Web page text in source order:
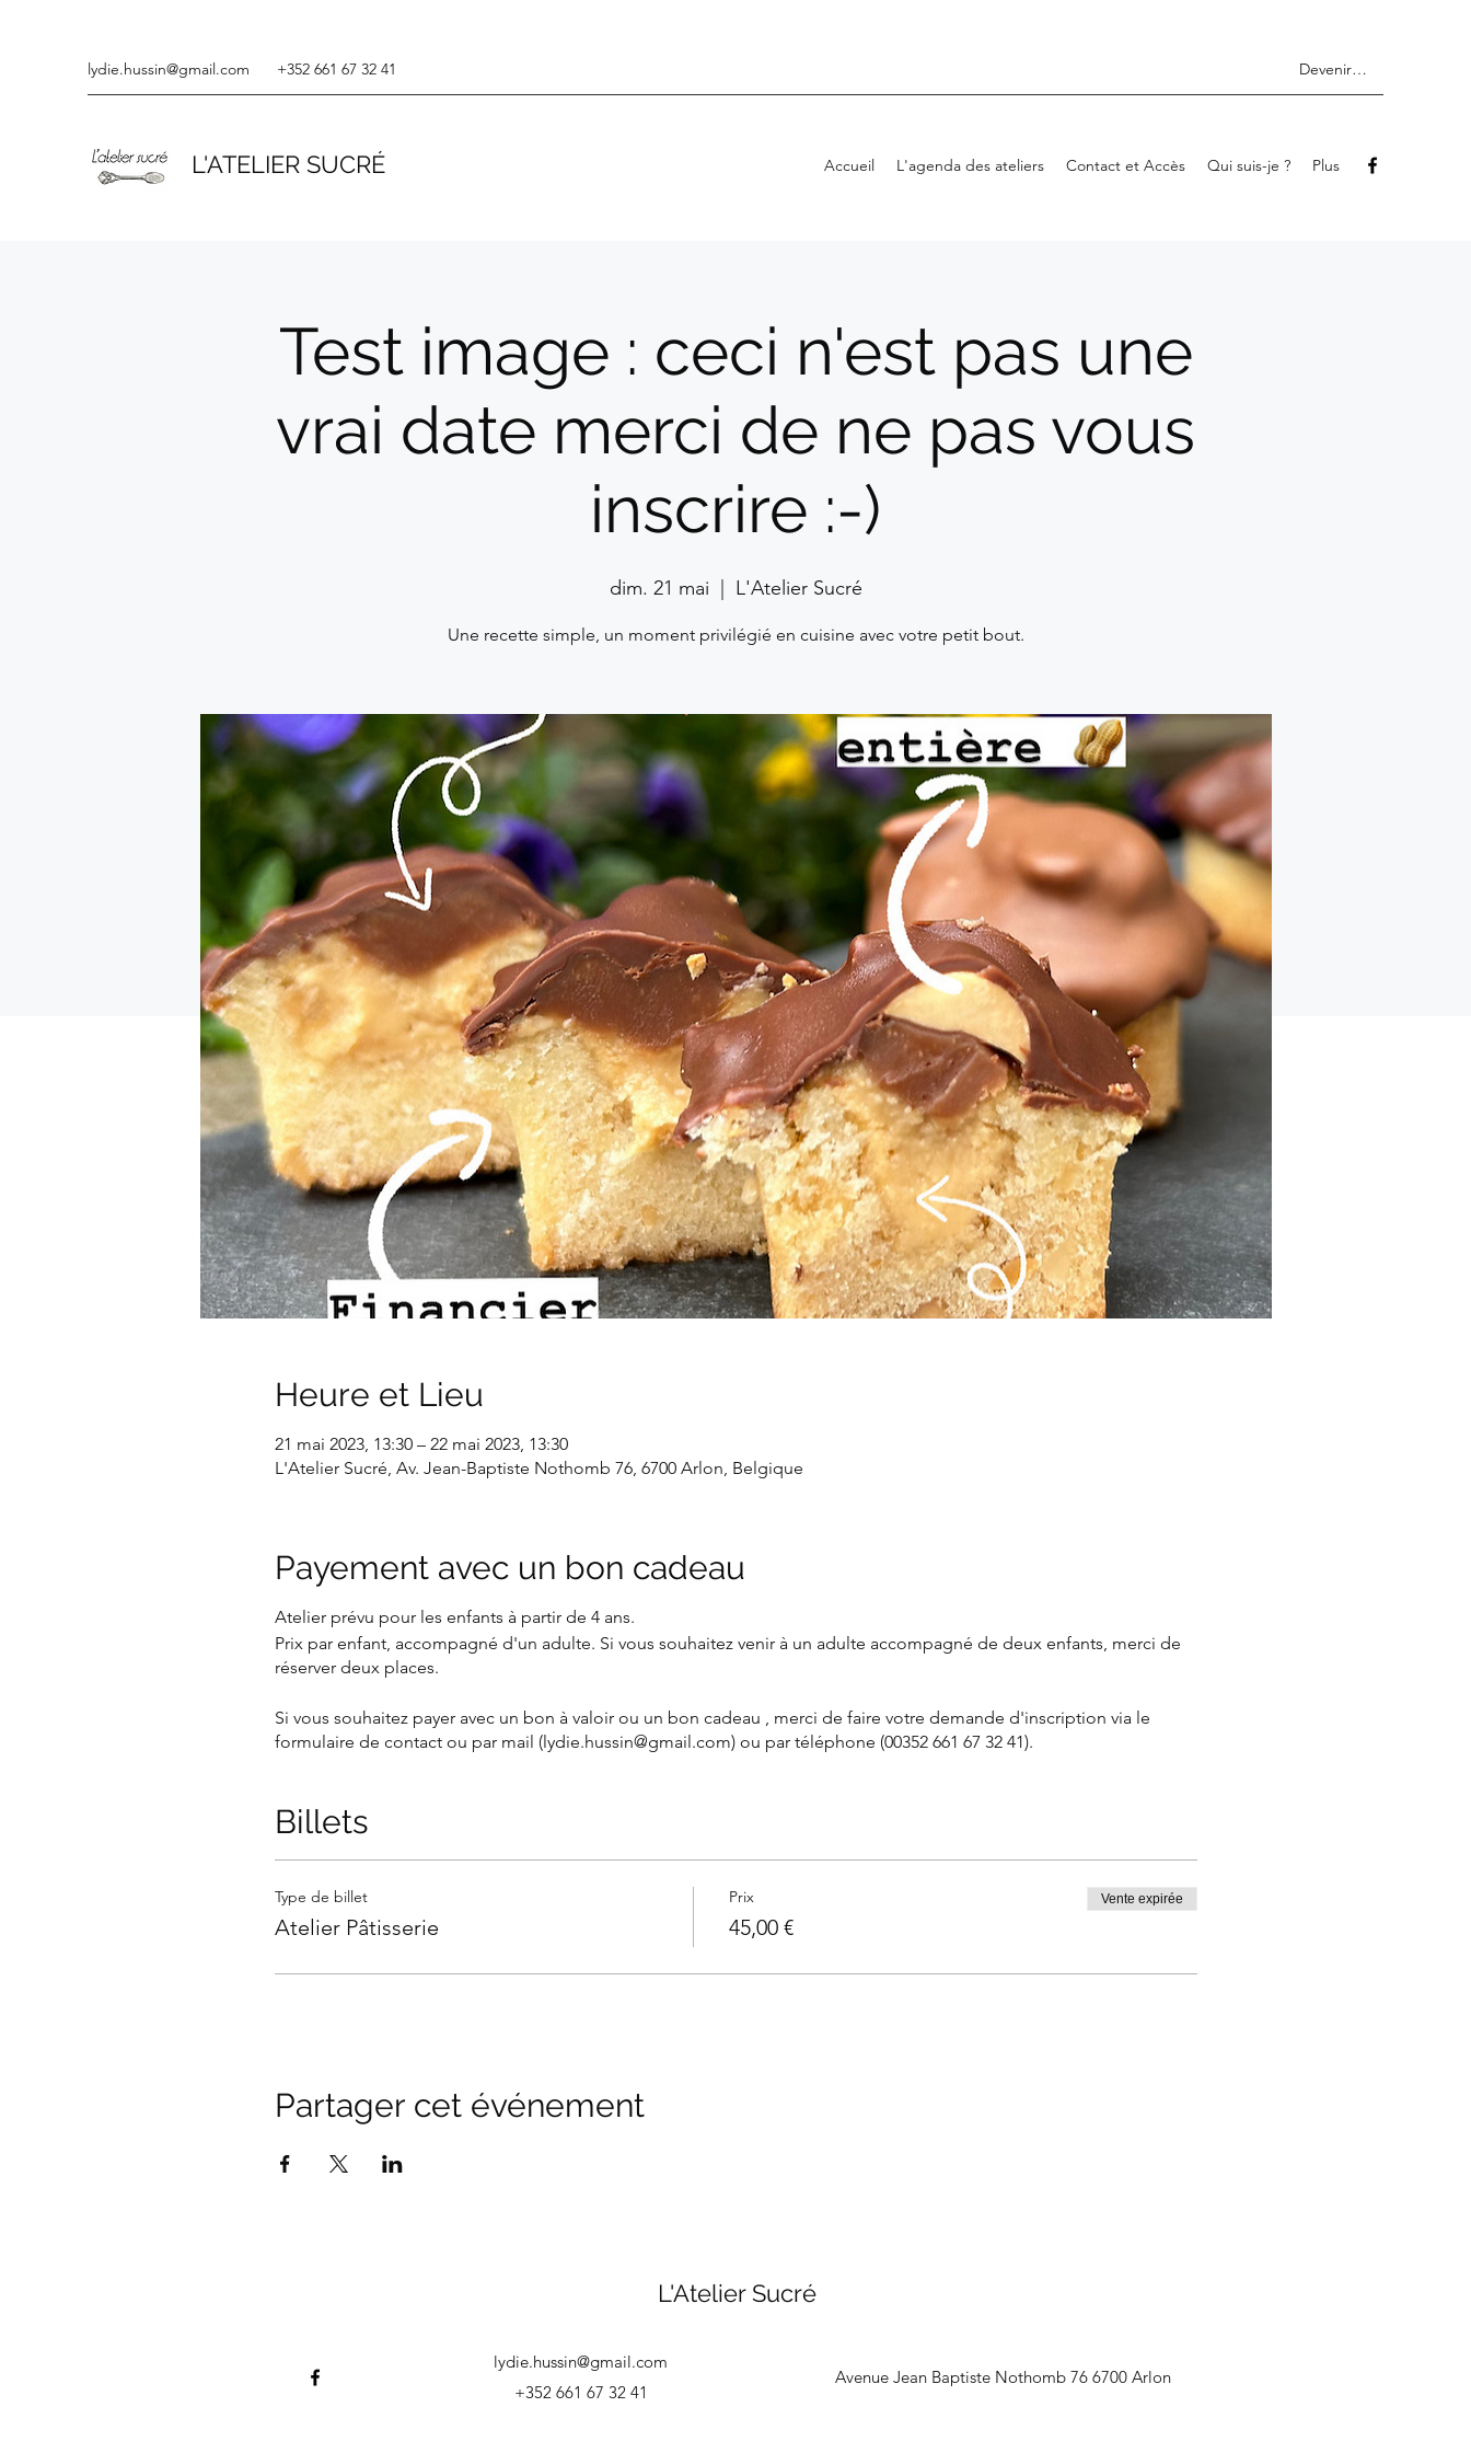
lydie.hussin@gmail.com +352 661 67 32 41 Devenir membre
L'ATELIER SUCRÉ Accueil L'agenda des ateliers Contact et Accès Qui suis-je ? Plus
Test image : ceci n'est pas une
vrai date merci de ne pas vous
inscrire :-)
dim. 21 mai L'Atelier Sucré
Une recette simple, un moment privilégié en cuisine avec votre petit bout.
Heure et Lieu
21 mai 2023, 13:30 – 22 mai 2023, 13:30
L'Atelier Sucré, Av. Jean-Baptiste Nothomb 76, 6700 Arlon, Belgique
Payement avec un bon cadeau
Atelier prévu pour les enfants à partir de 4 ans.
Prix par enfant, accompagné d'un adulte. Si vous souhaitez venir à un adulte accompagné de deux enfants, merci de
réserver deux places.
Si vous souhaitez payer avec un bon à valoir ou un bon cadeau , merci de faire votre demande d'inscription via le
formulaire de contact ou par mail (lydie.hussin@gmail.com) ou par téléphone (00352 661 67 32 41).
Billets
Type de billet
Atelier Pâtisserie
Prix
45,00 €
Vente expirée
Partager cet événement
L'Atelier Sucré
lydie.hussin@gmail.com
+352 661 67 32 41
Avenue Jean Baptiste Nothomb 76 6700 Arlon